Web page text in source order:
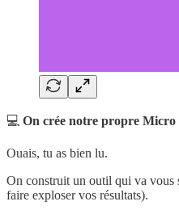
💻 On crée notre propre Micro
Ouais, tu as bien lu.
On construit un outil qui va vous
faire exploser vos résultats).